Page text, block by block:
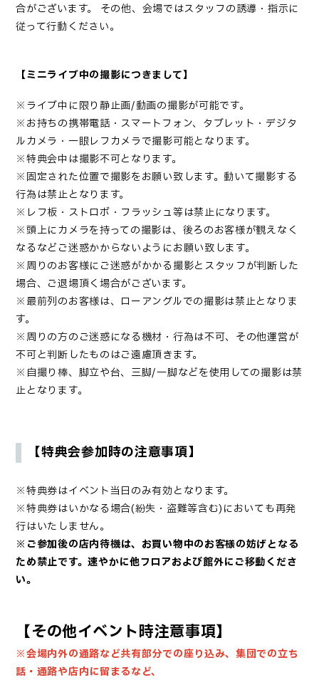
合がございます。
その他、会場ではスタッフの誘導・指示に
従って行動ください。
【ミニライブ中の撮影につきまして】
※ライブ中に限り静止画/動画の撮影が可能です。
※お持ちの携帯電話・スマートフォン、タブレット・デジタ
ルカメラ・一眼レフカメラで撮影可能となります。
※特典会中は撮影不可となります。
※固定された位置で撮影をお願い致します。動いて撮影する
行為は禁止となります。
※レフ板・ストロボ・フラッシュ等は禁止になります。
※頭上にカメラを持っての撮影は、後ろのお客様が観えなく
なるなどご迷惑かからないようにお願い致します。
※周りのお客様にご迷惑がかかる撮影とスタッフが判断した
場合、ご退場頂く場合がございます。
※最前列のお客様は、ローアングルでの撮影は禁止となりま
す。
※周りの方のご迷惑になる機材・行為は不可、その他運営が
不可と判断したものはご遠慮頂きます。
※自撮り棒、脚立や台、三脚/一脚などを使用しての撮影は禁
止となります。
【特典会参加時の注意事項】
※特典券はイベント当日のみ有効となります。
※特典券はいかなる場合(紛失・盗難等含む)においても再発
行はいたしません。
※ご参加後の店内待機は、お買い物中のお客様の妨げとなる
ため禁止です。速やかに他フロアおよび館外にご移動くださ
い。
【その他イベント時注意事項】
※会場内外の通路など共有部分での座り込み、集団での立ち
話・通路や店内に留まるなど、